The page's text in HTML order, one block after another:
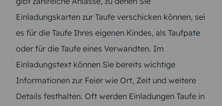
Einladungskarten zur Taufe verschicken können, sei
es für die Taufe Ihres eigenen Kindes, als Taufpate
oder für die Taufe eines Verwandten. Im
Einladungstext können Sie bereits wichtige
Informationen zur Feier wie Ort, Zeit und weitere
Details festhalten. Oft werden Einladungen Taufe in